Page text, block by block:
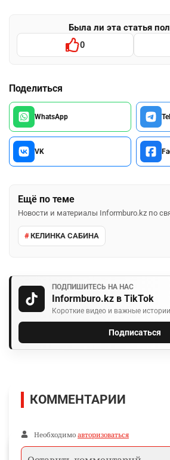
Была ли эта статья
0
Поделиться
WhatsApp
VK
Ещё по теме
Новости и материалы Informburo.kz по
КЕЛИНКА САБИНА
ПОДПИШИТЕСЬ НА НАС
Informburo.kz в TikTok
Короткие видео и важные
Подписаться
КОММЕНТАРИИ
Необходимо авторизоваться